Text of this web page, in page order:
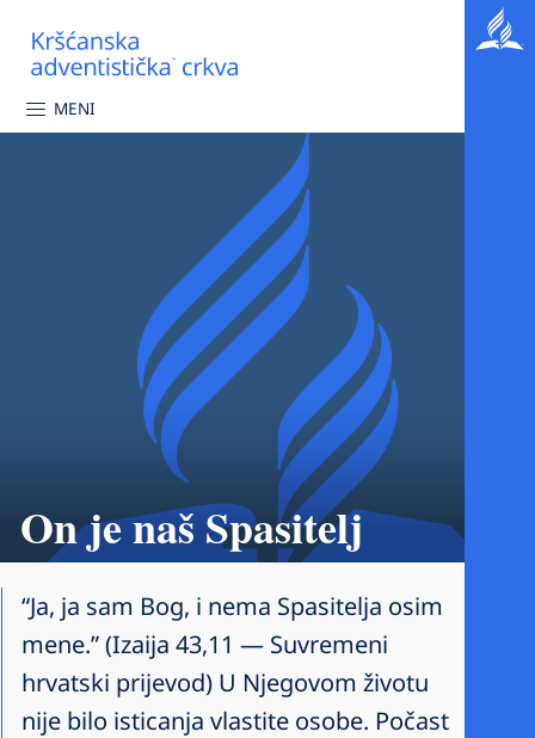
MENI
On je naš Spasitelj
“Ja, ja sam Bog, i nema Spasitelja osim
mene.” (Izaija 43,11 — Suvremeni
hrvatski prijevod) U Njegovom životu
nije bilo isticanja vlastite osobe. Počast